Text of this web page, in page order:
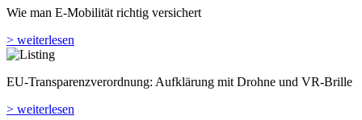
Wie man E-Mobilität richtig versichert
> weiterlesen
EU-Transparenzverordnung: Aufklärung mit Drohne und VR-Brille
> weiterlesen